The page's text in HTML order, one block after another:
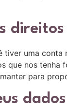
tiver uma conta
que nos tenha
para